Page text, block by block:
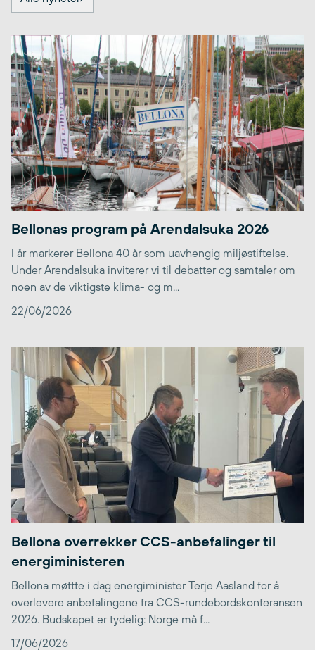
Bellonas program på Arendalsuka 2026
I år markerer Bellona 40 år som uavhengig miljøstiftelse.
Under Arendalsuka inviterer vi til debatter og samtaler om
noen av de viktigste klima- og m...
22/06/2026
Bellona overrekker CCS-anbefalinger til
energiministeren
Bellona møttte i dag energiminister Terje Aasland for å
overlevere anbefalingene fra CCS-rundebordskonferansen
2026. Budskapet er tydelig: Norge må f...
17/06/2026